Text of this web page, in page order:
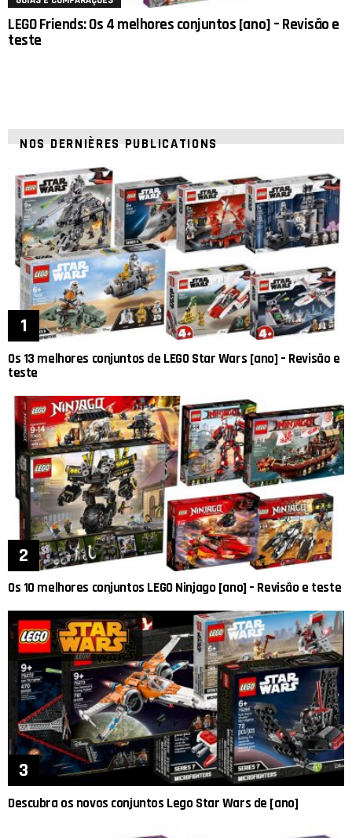
LEGO Friends: Os 4 melhores conjuntos [ano] – Revisão e
teste
NOS DERNIÈRES PUBLICATIONS
Os 13 melhores conjuntos de LEGO Star Wars [ano] – Revisão e
teste
Os 10 melhores conjuntos LEGO Ninjago [ano] – Revisão e teste
Descubra os novos conjuntos Lego Star Wars de [ano]